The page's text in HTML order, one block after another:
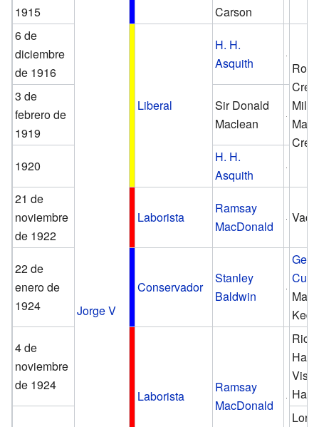
Jorge V
1915
Carson
6 de
diciembre
de 1916
Liberal
H. H.
Asquith
3 de
febrero de
1919
Sir Donald
Maclean
1920
H. H.
Asquith
21 de
noviembre
de 1922
Laborista
Ramsay
MacDonald
22 de
enero de
1924
Conservador
Stanley
Baldwin
4 de
noviembre
de 1924
Laborista
Ramsay
MacDonald
Lord